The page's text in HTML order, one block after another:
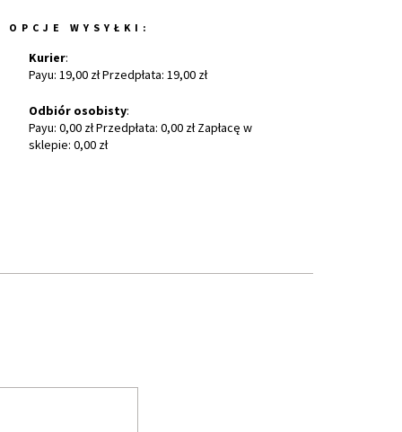
OPCJE WYSYŁKI:
Kurier:
Payu: 19,00 zł Przedpłata: 19,00 zł
Odbiór osobisty:
Payu: 0,00 zł Przedpłata: 0,00 zł Zapłacę w
sklepie: 0,00 zł